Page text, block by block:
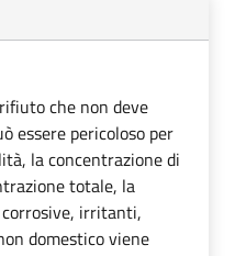
che non deve
essere pericoloso per
la concentrazione di
totale, la
irritanti,
domestico viene